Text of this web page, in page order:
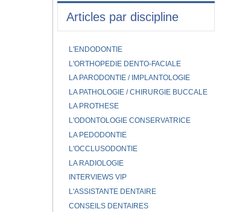
Articles par discipline
L'ENDODONTIE
L'ORTHOPEDIE DENTO-FACIALE
LA PARODONTIE / IMPLANTOLOGIE
LA PATHOLOGIE / CHIRURGIE BUCCALE
LA PROTHESE
L'ODONTOLOGIE CONSERVATRICE
LA PEDODONTIE
L'OCCLUSODONTIE
LA RADIOLOGIE
INTERVIEWS VIP
L'ASSISTANTE DENTAIRE
CONSEILS DENTAIRES